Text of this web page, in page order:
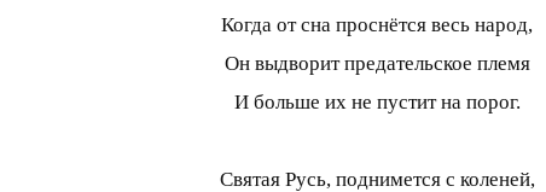
Когда от сна проснётся весь народ,
Он выдворит предательское племя
И больше их не пустит на порог.
Святая Русь, поднимется с коленей,